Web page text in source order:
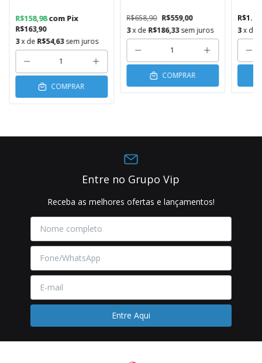
R$163,90
R$158,98com Pix
3x de R$54,63 sem juros
COMPRAR
R$658,90 R$559,00
3x de R$186,33 sem juros
COMPRAR
3 x de
Entre no Grupo Vip
Receba as melhores ofertas e lançamentos!